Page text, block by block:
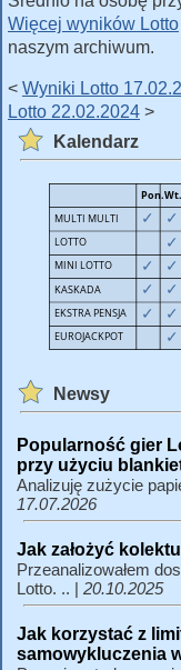
Więcej wyników Lotto
naszym archiwum.
< Wyniki Lotto
Lotto 22.02.2024 >
Kalendarz
Newsy
Popularność gier
przy użyciu
Analizuję zużycie
17.07.2026
Jak założyć
Przeanalizowałem
Lotto. .. | 20.10.2025
Jak korzystać z
samowykluczenia